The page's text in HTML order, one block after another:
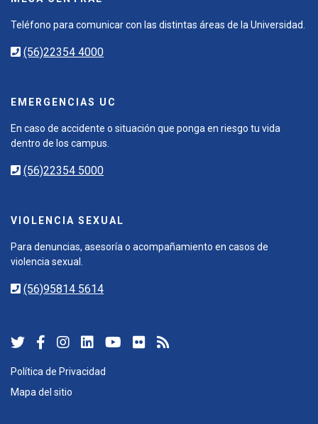
Teléfono para comunicar con las distintas áreas de la Universidad.
(56)22354 4000
EMERGENCIAS UC
En caso de accidente o situación que ponga en riesgo tu vida
dentro de los campus.
(56)22354 5000
VIOLENCIA SEXUAL
Para denuncias, asesoría o acompañamiento en casos de
violencia sexual.
(56)95814 5614
Política de Privacidad
Mapa del sitio